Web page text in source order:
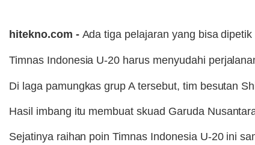
hitekno.com - Ada tiga pelajaran yang bisa
Timnas Indonesia U-20 harus menyudahi
Di laga pamungkas grup A tersebut, tim besutan
Hasil imbang itu membuat skuad Garuda
Sejatinya raihan poin Timnas Indonesia U-20 ini